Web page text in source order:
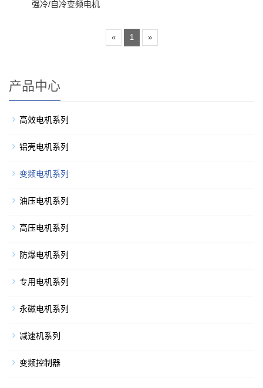
强冷/自冷变频电机
« 1 »
产品中心
高效电机系列
铝壳电机系列
变频电机系列
油压电机系列
高压电机系列
防爆电机系列
专用电机系列
永磁电机系列
减速机系列
变频控制器